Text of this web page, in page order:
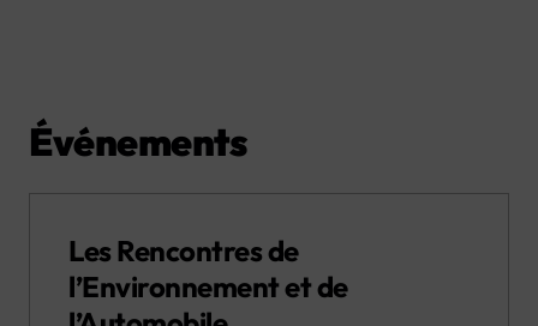
Événements
Les Rencontres de
l’Environnement et de